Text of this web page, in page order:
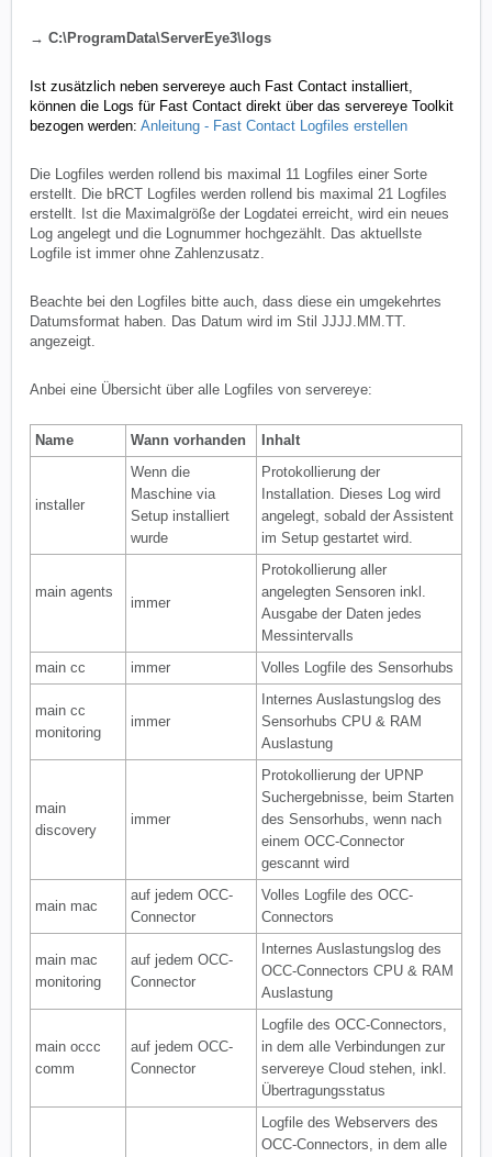
→ C:\ProgramData\ServerEye3\logs
Ist zusätzlich neben servereye auch Fast Contact installiert,
können die Logs für Fast Contact direkt über das servereye Toolkit
bezogen werden: Anleitung - Fast Contact Logfiles erstellen
Die Logfiles werden rollend bis maximal 11 Logfiles einer Sorte
erstellt. Die bRCT Logfiles werden rollend bis maximal 21 Logfiles
erstellt. Ist die Maximalgröße der Logdatei erreicht, wird ein neues
Log angelegt und die Lognummer hochgezählt. Das aktuellste
Logfile ist immer ohne Zahlenzusatz.
Beachte bei den Logfiles bitte auch, dass diese ein umgekehrtes
Datumsformat haben. Das Datum wird im Stil JJJJ.MM.TT.
angezeigt.
Anbei eine Übersicht über alle Logfiles von servereye:
Name Wann vorhanden Inhalt
installer
Wenn die
Maschine via
Setup installiert
wurde
Protokollierung der
Installation. Dieses Log wird
angelegt, sobald der Assistent
im Setup gestartet wird.
main agents
immer
Protokollierung aller
angelegten Sensoren inkl.
Ausgabe der Daten jedes
Messintervalls
main cc
immer Volles Logfile des Sensorhubs
main cc
monitoring
immer
Internes Auslastungslog des
Sensorhubs CPU & RAM
Auslastung
main
discovery
immer
Protokollierung der UPNP
Suchergebnisse, beim Starten
des Sensorhubs, wenn nach
einem OCC-Connector
gescannt wird
main mac
auf jedem OCC-
Connector
Volles Logfile des OCC-
Connectors
main mac
monitoring
auf jedem OCC-
Connector
Internes Auslastungslog des
OCC-Connectors CPU & RAM
Auslastung
main occc
comm
auf jedem OCC-
Connector
Logfile des OCC-Connectors,
in dem alle Verbindungen zur
servereye Cloud stehen, inkl.
Übertragungsstatus
Logfile des Webservers des
OCC-Connectors, in dem alle